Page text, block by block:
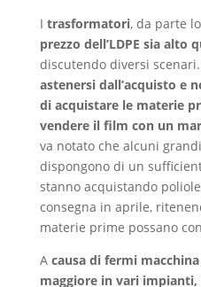
I trasformatori, da parte
prezzo dell’LDPE sia alto
discutendo diversi
astenersi dall’acquisto e
di acquistare le materie
vendere il film con un
va notato che alcuni
dispongono di un
stanno acquistando
consegna in aprile,
materie prime possano
A causa di fermi
maggiore in vari